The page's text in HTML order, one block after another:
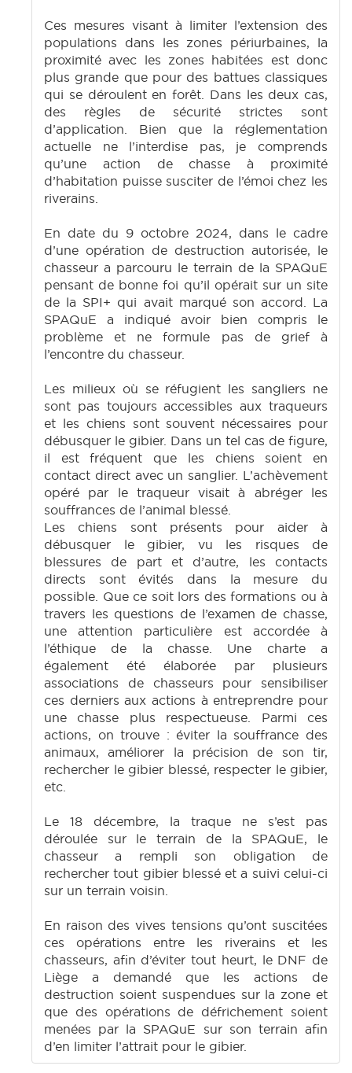
Ces mesures visant à limiter l’extension des
populations dans les zones périurbaines, la
proximité avec les zones habitées est donc
plus grande que pour des battues classiques
qui se déroulent en forêt. Dans les deux cas,
des règles de sécurité strictes sont
d’application. Bien que la réglementation
actuelle ne l’interdise pas, je comprends
qu’une action de chasse à proximité
d’habitation puisse susciter de l’émoi chez les
riverains.
En date du 9 octobre 2024, dans le cadre
d’une opération de destruction autorisée, le
chasseur a parcouru le terrain de la SPAQuE
pensant de bonne foi qu’il opérait sur un site
de la SPI+ qui avait marqué son accord. La
SPAQuE a indiqué avoir bien compris le
problème et ne formule pas de grief à
l’encontre du chasseur.
Les milieux où se réfugient les sangliers ne
sont pas toujours accessibles aux traqueurs
et les chiens sont souvent nécessaires pour
débusquer le gibier. Dans un tel cas de figure,
il est fréquent que les chiens soient en
contact direct avec un sanglier. L’achèvement
opéré par le traqueur visait à abréger les
souffrances de l’animal blessé.
Les chiens sont présents pour aider à
débusquer le gibier, vu les risques de
blessures de part et d’autre, les contacts
directs sont évités dans la mesure du
possible. Que ce soit lors des formations ou à
travers les questions de l’examen de chasse,
une attention particulière est accordée à
l’éthique de la chasse. Une charte a
également été élaborée par plusieurs
associations de chasseurs pour sensibiliser
ces derniers aux actions à entreprendre pour
une chasse plus respectueuse. Parmi ces
actions, on trouve : éviter la souffrance des
animaux, améliorer la précision de son tir,
rechercher le gibier blessé, respecter le gibier,
etc.
Le 18 décembre, la traque ne s’est pas
déroulée sur le terrain de la SPAQuE, le
chasseur a rempli son obligation de
rechercher tout gibier blessé et a suivi celui-ci
sur un terrain voisin.
En raison des vives tensions qu’ont suscitées
ces opérations entre les riverains et les
chasseurs, afin d’éviter tout heurt, le DNF de
Liège a demandé que les actions de
destruction soient suspendues sur la zone et
que des opérations de défrichement soient
menées par la SPAQuE sur son terrain afin
d’en limiter l’attrait pour le gibier.